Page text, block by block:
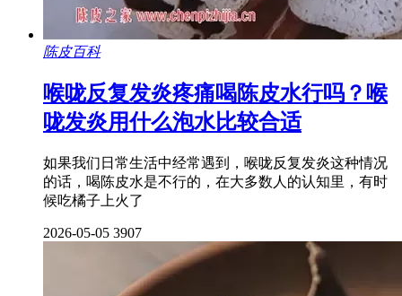
陈皮百科
喉咙反复发炎疼痛喝陈皮水行吗？喉
咙发炎用什么泡水比较合适
如果我们日常生活中经常遇到，喉咙反复发炎这种情况
的话，喝陈皮水是不行的，在大多数人的认知里，有时
候吃橘子上火了
2026-05-05 3907